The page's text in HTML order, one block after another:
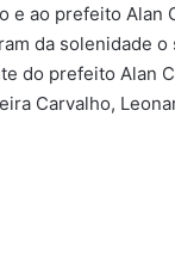
e ao prefeito Alan
da solenidade
do prefeito Alan
Carvalho,